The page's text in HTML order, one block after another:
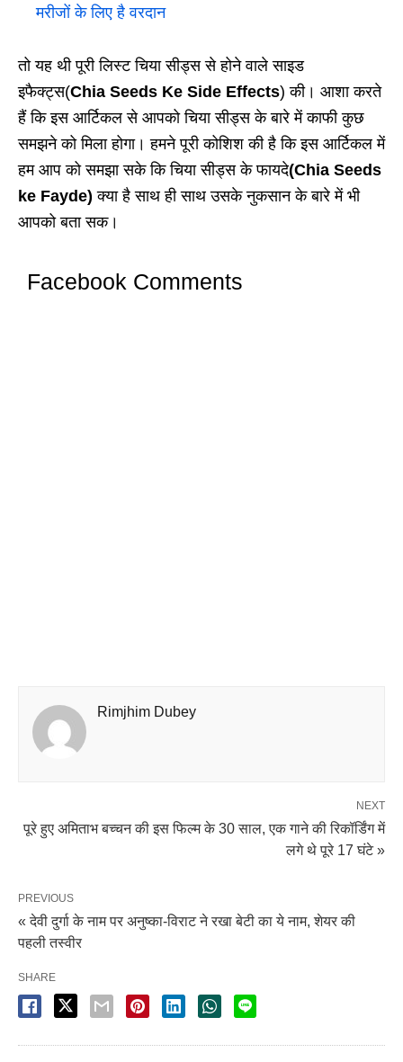
मरीजों के लिए है वरदान
तो यह थी पूरी लिस्ट चिया सीड्स से होने वाले साइड
इफैक्ट्स(Chia Seeds Ke Side Effects) की। आशा करते
हैं कि इस आर्टिकल से आपको चिया सीड्स के बारे में काफी कुछ
समझने को मिला होगा। हमने पूरी कोशिश की है कि इस आर्टिकल में
हम आप को समझा सके कि चिया सीड्स के फायदे(Chia Seeds
ke Fayde) क्या है साथ ही साथ उसके नुकसान के बारे में भी
आपको बता सक।
Facebook Comments
Rimjhim Dubey
NEXT
पूरे हुए अमिताभ बच्चन की इस फिल्म के 30 साल, एक गाने की रिकॉर्डिंग में
लगे थे पूरे 17 घंटे »
PREVIOUS
« देवी दुर्गा के नाम पर अनुष्का-विराट ने रखा बेटी का ये नाम, शेयर की
पहली तस्वीर
SHARE